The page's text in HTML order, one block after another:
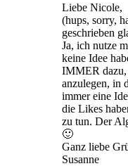
Liebe Nicole,
(hups, sorry,
geschrieben
Ja, ich nutze
keine Idee
IMMER dazu,
anzulegen, in
immer eine
die Likes
zu tun. Der
🙂
Ganz liebe
Susanne